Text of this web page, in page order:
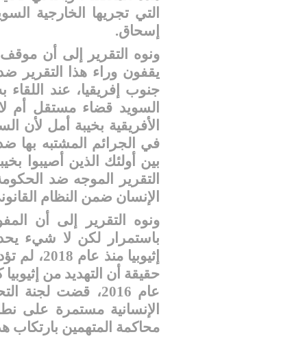
التي تجريها الخارجية
إسحاق.
ونوه التقرير إلى أن
يقفون وراء هذا التقرير
جنوب إفريقيا، عند
السويد قضاء مستقل أم
الأفريقية بخيبة أمل لأن
في الجرائم المشتبه بها
بين أولئك الذين أصيبوا
التقرير الموجه ضد
الإنسان ضمن النظام
ونوه التقرير إلى أن
باستمرار لكن لا شيء
إثيوبيا
حقيقة أن التهديد من
عام 2016، قضت
الإنسانية مستمرة على
محاكمة المتهمين بارتكاب